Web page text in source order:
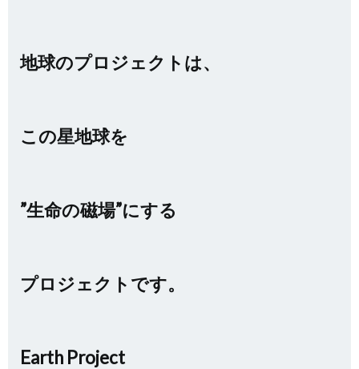
地球のプロジェクトは、
この星地球を
”生命の磁場”にする
プロジェクトです。
Earth Project